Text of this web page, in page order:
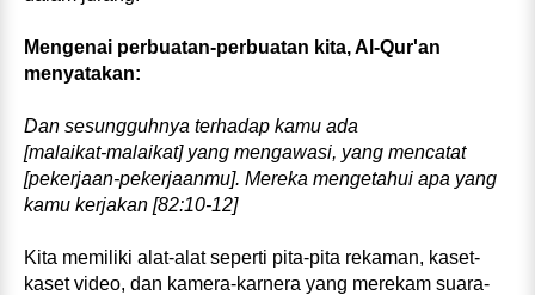
Mengenai perbuatan‑perbuatan kita, Al‑Qur'an
menyatakan:
Dan sesungguhnya terhadap kamu ada
[malaikat‑malaikat] yang mengawasi, yang mencatat
[pekerjaan‑pekerjaanmu]. Mereka mengetahui apa yang
kamu kerjakan [82:10-12]
Kita memiliki alat‑alat seperti pita‑pita rekaman, kaset-
kaset video, dan kamera‑karnera yang merekam suara-